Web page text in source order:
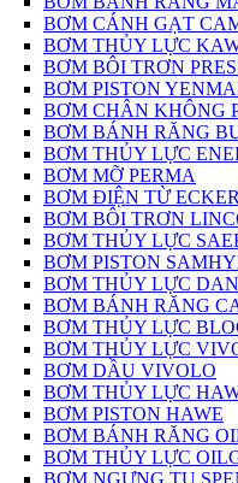
BƠM CÁNH GẠT
BƠM THỦY LỰC
BƠM BÔI TRƠN
BƠM PISTON
BƠM CHÂN KHÔNG
BƠM BÁNH RĂNG
BƠM THỦY LỰC
BƠM MỠ PERMA
BƠM ĐIỆN TỪ
BƠM BÔI TRƠN
BƠM THỦY LỰC
BƠM PISTON
BƠM THỦY LỰC
BƠM BÁNH RĂNG
BƠM THỦY LỰC
BƠM THỦY LỰC
BƠM DẦU VIVOLO
BƠM THỦY LỰC
BƠM PISTON HAWE
BƠM BÁNH RĂNG
BƠM THỦY LỰC
BƠM NGƯNG TỤ